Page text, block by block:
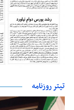
تیتر روزنامه